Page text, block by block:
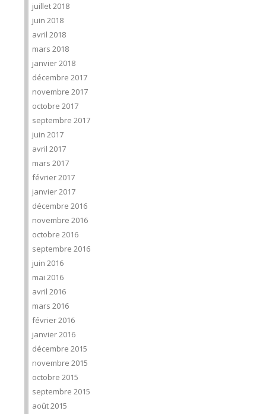
juillet 2018
juin 2018
avril 2018
mars 2018
janvier 2018
décembre 2017
novembre 2017
octobre 2017
septembre 2017
juin 2017
avril 2017
mars 2017
février 2017
janvier 2017
décembre 2016
novembre 2016
octobre 2016
septembre 2016
juin 2016
mai 2016
avril 2016
mars 2016
février 2016
janvier 2016
décembre 2015
novembre 2015
octobre 2015
septembre 2015
août 2015